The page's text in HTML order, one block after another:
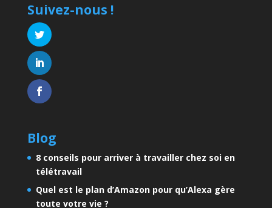
Suivez-nous !
Blog
8 conseils pour arriver à travailler chez soi en
télétravail
Quel est le plan d’Amazon pour qu’Alexa gère
toute votre vie ?